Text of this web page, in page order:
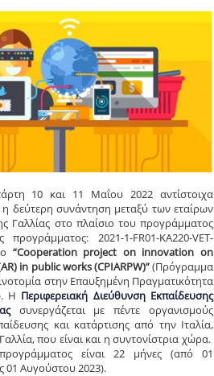
10 και 11 Μαΐου 2022 αντίστοιχα
δεύτερη συνάντηση μεταξύ των εταίρων
Γαλλίας στο πλαίσιο του προγράμματος
προγράμματος: 2021-1-FR01-KA220-VET-
“Cooperation project on innovation on
in public works (CPIARPW)”(Πρόγραμμα
στην Επαυξημένη Πραγματικότητα
Η Περιφερειακή Διεύθυνση Εκπαίδευσης
συνεργάζεται με πέντε οργανισμούς
και κατάρτισης από την Ιταλία,
που είναι και η συντονίστρια χώρα.
είναι 22 μήνες (από 01
01 Αυγούστου 2023).